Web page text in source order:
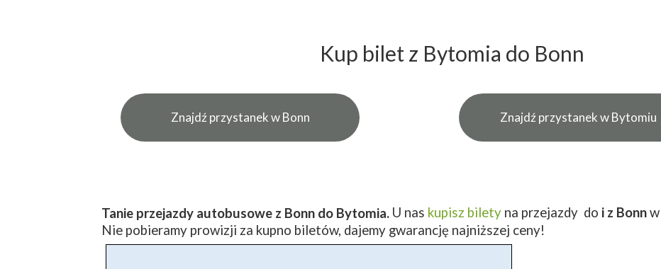
Znajdź przystanek w Bonn Znajdź przystanek w Bytomiu
Kup bilet z Bytomia do Bonn
Tanie przejazdy autobusowe z Bonn do Bytomia. U nas kupisz bilety na przejazdy do i z Bonn
Nie pobieramy prowizji za kupno biletów, dajemy gwarancję najniższej ceny!